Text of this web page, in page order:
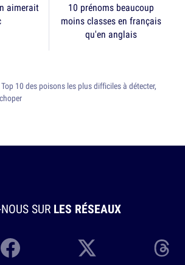
aimerait
10 prénoms beaucoup
moins classes en français
qu'en anglais
Top 10 des poisons les plus difficiles à détecter,
SUR LES RÉSEAUX